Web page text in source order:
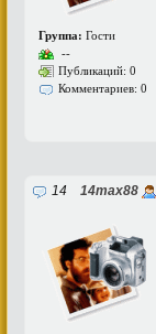
Группа: Гости
--
Публикаций: 0
Комментариев: 0
14 14max88